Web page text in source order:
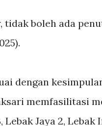
boleh ada
dengan
memfasilitasi
Jaya 2,